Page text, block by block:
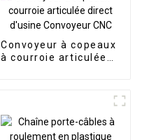
Convoyeur à copeaux
à courroie articulée